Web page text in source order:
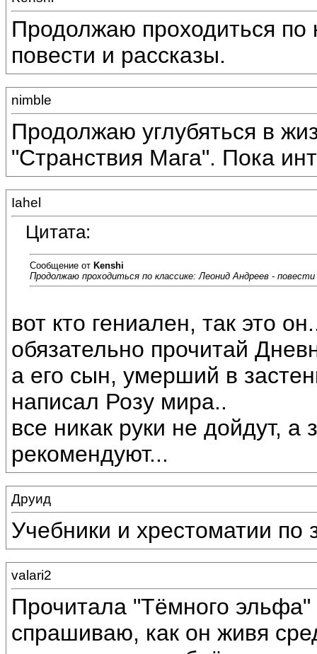
Продолжаю проходиться по
повести и рассказы.
nimble
Продолжаю углубяться в
"Странствия Мага". Пока
Iahel
Цитата:
Сообщение от Kenshi
Продолжаю проходиться по классике: Леонид Андреев - повести
вот кто гениален, так это
обязательно прочитай
а его сын, умерший в
написал Розу мира..
все никак руки не дойдут,
рекомендуют...
Друид
Учебники и хрестоматии по
valari2
Прочитала "Тёмного
спрашиваю, как он живя